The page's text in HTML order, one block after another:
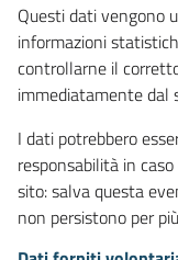
Questi dati vengono
informazioni
controllarne il
immediatamente dal
I dati potrebbero
responsabilità in
sito: salva questa
non persistono per